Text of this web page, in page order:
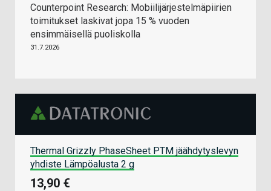
Counterpoint Research: Mobiilijärjestelmäpiirien
toimitukset laskivat jopa 15 % vuoden
ensimmäisellä puoliskolla
31.7.2026
Thermal Grizzly PhaseSheet PTM jäähdytyslevyn
yhdiste Lämpöalusta 2 g
13,90 €